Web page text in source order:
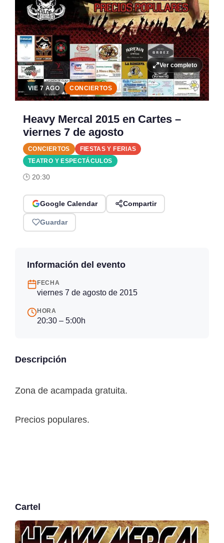
Ver completo
VIE 7 AGO CONCIERTOS
Heavy Mercal 2015 en Cartes –
viernes 7 de agosto
CONCIERTOS
FIESTAS Y FERIAS
TEATRO Y ESPECTÁCULOS
🕒 20:30
Google Calendar Compartir
Guardar
Información del evento
FECHA
viernes 7 de agosto de 2015
HORA
20:30 – 5:00h
Descripción
Zona de acampada gratuita.
Precios populares.
Cartel